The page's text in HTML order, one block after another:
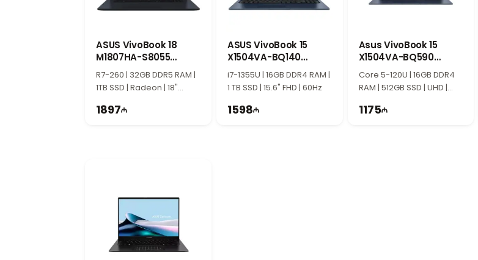
ASUS VivoBook 18
M1807HA-S8055
90NB15P1-M002R0
R7-260 | 32GB DDR5 RAM |
1TB SSD | Radeon | 18"
1897
ASUS VivoBook 15
X1504VA-BQ140
90NB10J1-M04U10
i7-1355U | 16GB DDR4 RAM |
1 TB SSD | 15.6" FHD | 60Hz
1598
Asus VivoBook 15
X1504VA-BQ590
90NB13Y1-M00X70
Core 5-120U | 16GB DDR4
RAM | 512GB SSD | UHD |
1175